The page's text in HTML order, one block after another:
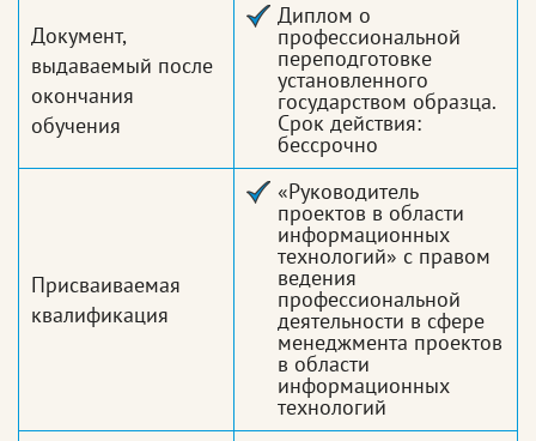
Документ,
выдаваемый после
окончания
обучения
Диплом о
профессиональной
переподготовке
установленного
государством образца.
Срок действия:
бессрочно
Присваиваемая
квалификация
«Руководитель
проектов в области
информационных
технологий» с правом
ведения
профессиональной
деятельности в сфере
менеджмента проектов
в области
информационных
технологий